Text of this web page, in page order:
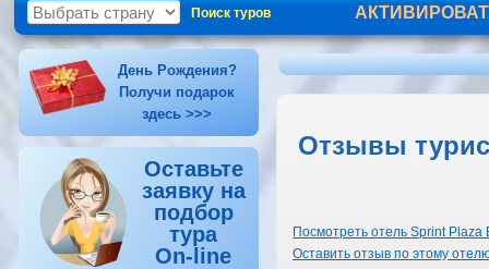
Поиск туров
День Рождения?
Получи подарок
здесь >>>
Оставьте
заявку на
подбор
тура
On-line
Отзывы
Посмотреть отель Sprint Plaza
Оставить отзыв по этому